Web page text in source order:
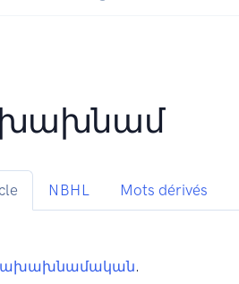
NBHL Mots dérivés
.